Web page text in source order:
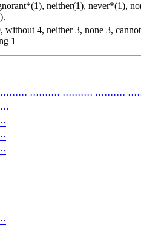
neither(1), never*(1),
without 4, neither 3, none 3,
1
········· ·········· ·········· ·········· ····
···
··
··
··
··